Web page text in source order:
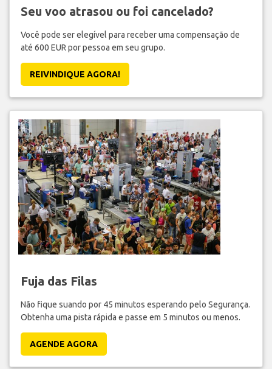
Seu voo atrasou ou foi cancelado?
Você pode ser elegível para receber uma compensação de
até 600 EUR por pessoa em seu grupo.
REIVINDIQUE AGORA!
Fuja das Filas
Não fique suando por 45 minutos esperando pelo Segurança.
Obtenha uma pista rápida e passe em 5 minutos ou menos.
AGENDE AGORA